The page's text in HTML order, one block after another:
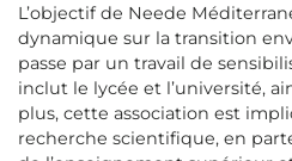
L’objectif de Neede
dynamique sur la transition
passe par un travail de
inclut le lycée et l’université,
plus, cette association est
recherche scientifique, en